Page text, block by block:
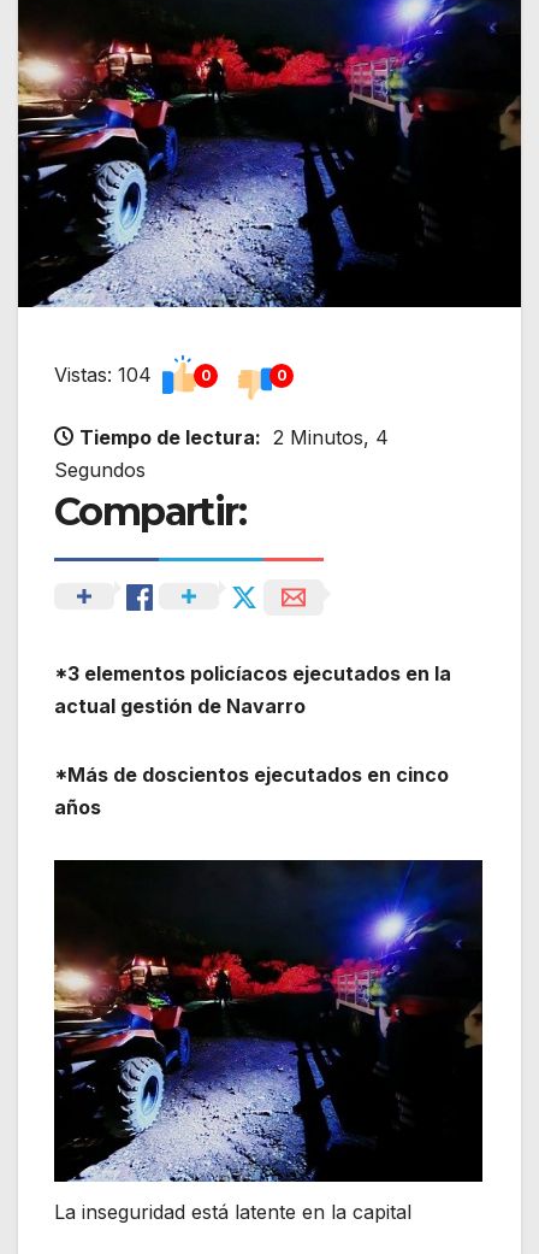
Vistas: 104 0 0
Tiempo de lectura: 2 Minutos, 4
Segundos
Compartir:
*3 elementos policíacos ejecutados en la
actual gestión de Navarro
*Más de doscientos ejecutados en cinco
años
La inseguridad está latente en la capital